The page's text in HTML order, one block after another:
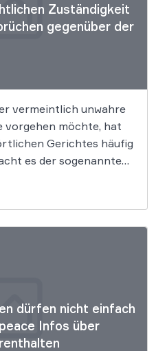
Zuständigkeit
gegenüber der
vermeintlich unwahre
vorgehen möchte, hat
Gerichtes häufig
es der sogenannte
gefallen lassen. Dies
klargestellt.
dürfen nicht einfach
Infos über